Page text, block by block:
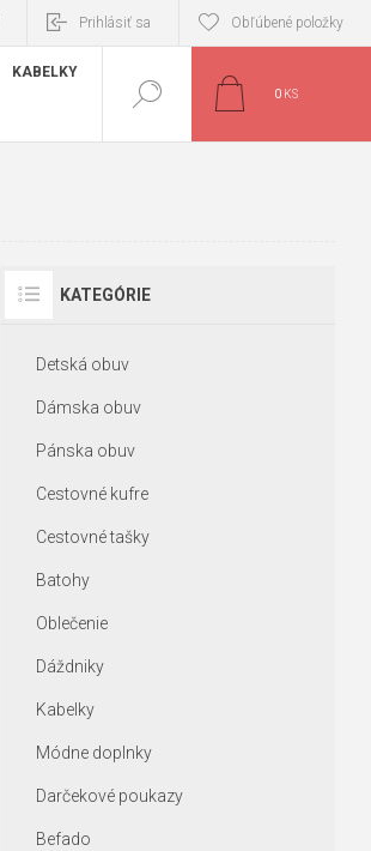
Prihlásiť sa Obľúbené položky
KABELKY
0 KS
KATEGÓRIE
Detská obuv
Dámska obuv
Pánska obuv
Cestovné kufre
Cestovné tašky
Batohy
Oblečenie
Dáždniky
Kabelky
Módne doplnky
Darčekové poukazy
Befado